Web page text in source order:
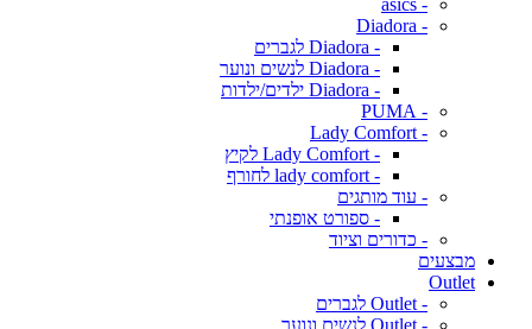
- Diadora
- Diadora לגברים
- Diadora לנשים ונוער
- Diadora ילדים/ילדות
- PUMA
- Lady Comfort
- Lady Comfort לקיץ
- lady comfort לחורף
- עוד מותגים
- ספורט אופנתי
- כדורים וציוד
מבצעים
Outlet
- Outlet לגברים
- Outlet לנשים ונוער